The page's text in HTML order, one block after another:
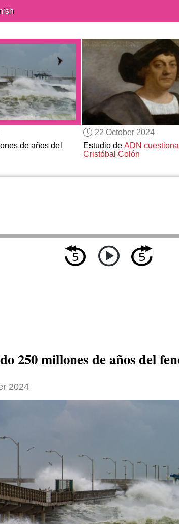
de años del
22 October 2024
Estudio de ADN cuestiona
Cristóbal Colón
250 millones de años del
2024